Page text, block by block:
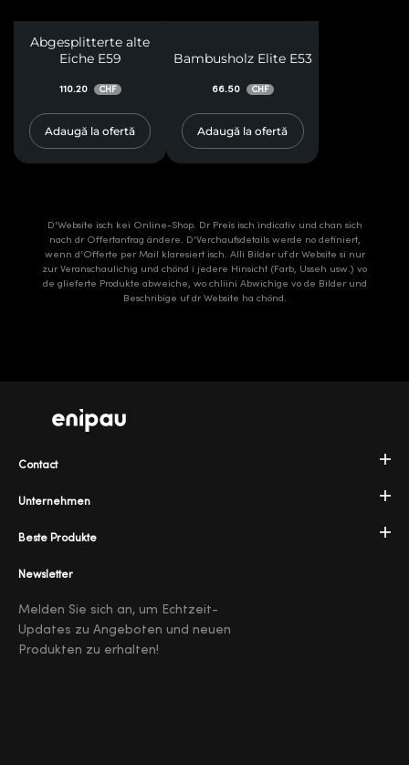
Abgesplitterte alte
Eiche E59
110.20 CHF
Adaugă la ofertă
Bambusholz Elite E53
66.50 CHF
Adaugă la ofertă
D'Website isch kei Online-Shop. Dr Preis isch indicativ und chan sich
nach dr Offertanfrag ändere. D’Verchaufsdetails werde no definiert,
wenn d’Offerte per Mail klaresiert isch. Alli Bilder uf dr Website si nur
zur Veranschaulichig und chönd i jedere Hinsicht (Farb, Usseh usw.) vo
de glieferte Produkte abweiche, wo chliini Abwichige vo de Bilder und
Beschribige uf dr Website ha chönd.
Unternehmen
Beste Produkte
Contact
Newsletter
Melden Sie sich an, um Echtzeit-
Updates zu Angeboten und neuen
Produkten zu erhalten!